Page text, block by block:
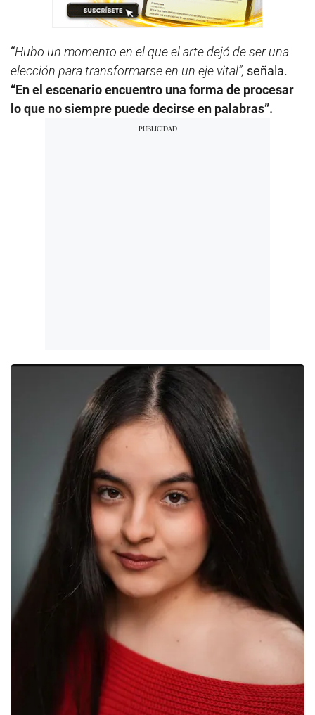
“Hubo un momento en el que el arte dejó de ser una
elección para transformarse en un eje vital”, señala.
“En el escenario encuentro una forma de procesar
lo que no siempre puede decirse en palabras”.